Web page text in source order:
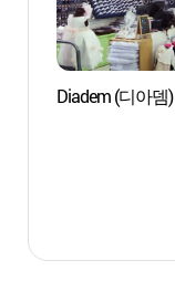
Diadem (디아뎀)